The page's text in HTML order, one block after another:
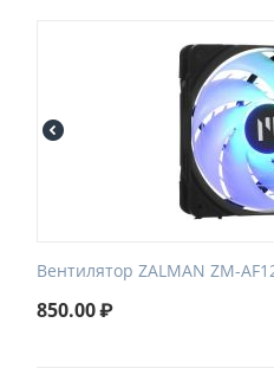
Вентилятор ZALMAN ZM-
850.00₽